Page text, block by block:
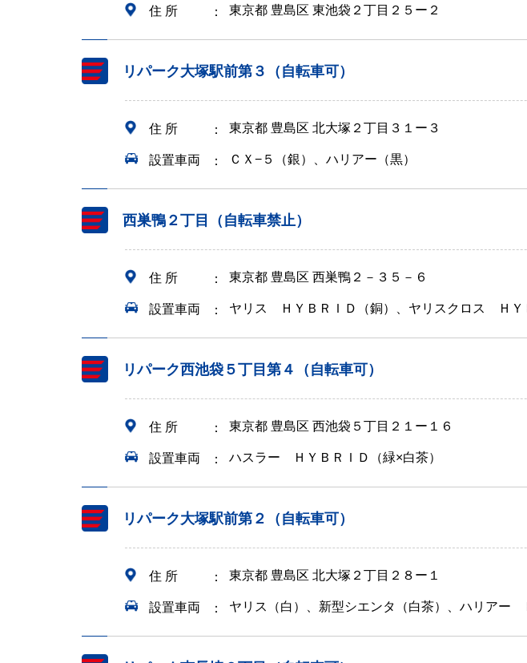
住 所 東京都 豊島区 東池袋２丁目２５ー２
リパーク大塚駅前第３（自転車可）
住 所 東京都 豊島区 北大塚２丁目３１ー３
設置車両 ＣＸ−５（銀）、ハリアー（黒）
西巣鴨２丁目（自転車禁止）
住 所 東京都 豊島区 西巣鴨２－３５－６
設置車両 ヤリス ＨＹＢＲＩＤ（銅）、ヤリスクロス ＨＹ
リパーク西池袋５丁目第４（自転車可）
住 所 東京都 豊島区 西池袋５丁目２１ー１６
設置車両 ハスラー ＨＹＢＲＩＤ（緑×白茶）
リパーク大塚駅前第２（自転車可）
住 所 東京都 豊島区 北大塚２丁目２８ー１
設置車両 ヤリス（白）、新型シエンタ（白茶）、ハリアー